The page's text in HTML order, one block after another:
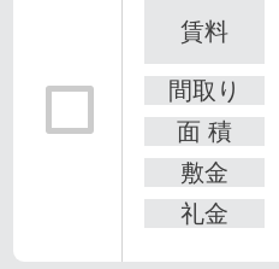
賃料
間取り
面 積
敷金
礼金